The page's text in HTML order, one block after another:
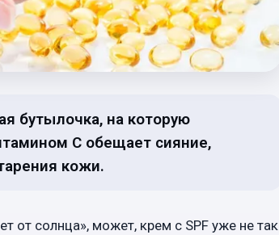
бутылочка, на которую
C обещает сияние,
кожи.
от солнца», может, крем с SPF уже не так